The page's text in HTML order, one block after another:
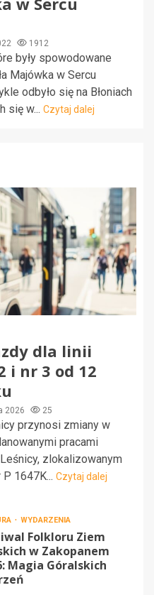
1912
były spowodowane
Majówka w Sercu
odbyło się na Błoniach
się w... Czytaj dalej
dla linii
i nr 3 od 12
2026 25
przynosi zmiany w
pracami
zlokalizowanym
1647K... Czytaj dalej
WYDARZENIA
Folkloru Ziem
w Zakopanem
Magia Góralskich